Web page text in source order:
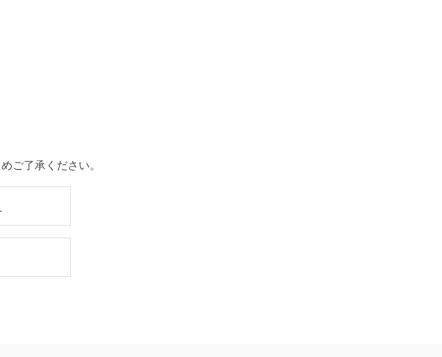
ご了承ください。